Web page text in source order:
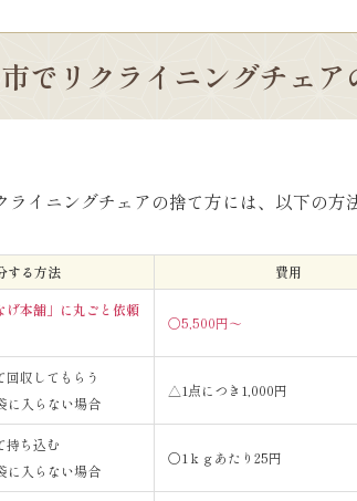
でリクライニングチェア
ライニングチェアの捨て方には、以下の方
する方法 費用
本舗」に丸ごと依頼
〇5,500円～
収してもらう
に入らない場合
△1点につき1,000円
ち込む
に入らない場合
〇1ｋｇあたり25円